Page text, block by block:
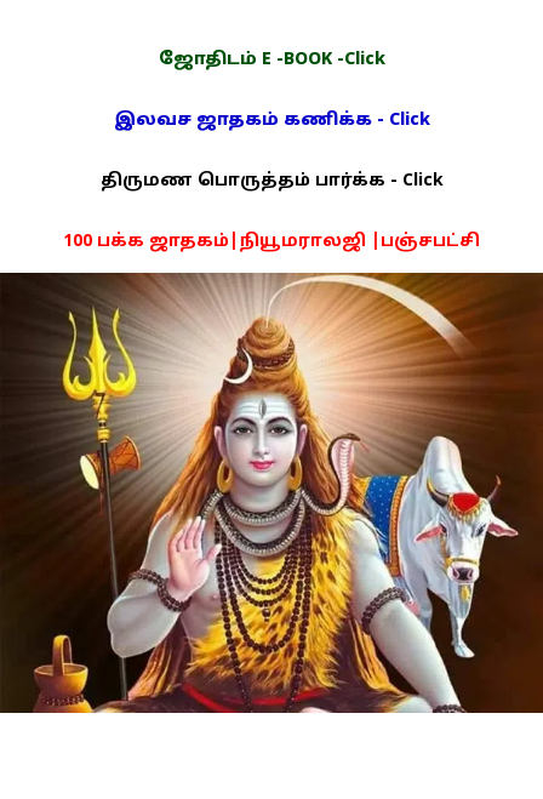
ஜோதிடம் E -BOOK -Click
இலவச ஜாதகம் கணிக்க - Click
திருமண பொருத்தம் பார்க்க - Click
100 பக்க ஜாதகம்|நியூமராலஜி |பஞ்சபட்சி
PDF -72மட்டும் -Click